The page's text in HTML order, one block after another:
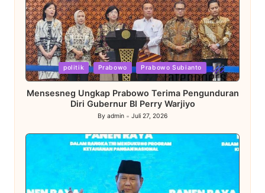
Posted
in
politik Prabowo Prabowo Subianto
Mensesneg Ungkap Prabowo Terima Pengunduran
Diri Gubernur BI Perry Warjiyo
Posted
By admin Juli 27, 2026